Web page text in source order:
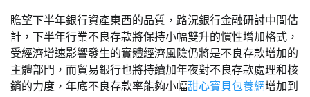
瞻望下半年銀行資產東西的品質，路況銀行金融研討中間估
計，下半年行業不良存款將保持小幅雙升的慣性增加格式，
受經濟增速影響發生的實體經濟風險仍將是不良存款增加的
主體部門，而貿易銀行也將持續加年夜對不良存款處理和核
銷的力度，年底不良存款率能夠小幅甜心寶貝包養網增加到